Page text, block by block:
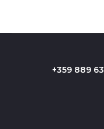
+359 889